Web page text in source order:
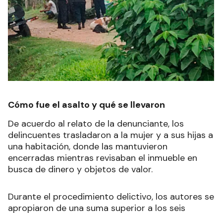
Cómo fue el asalto y qué se llevaron
De acuerdo al relato de la denunciante, los
delincuentes trasladaron a la mujer y a sus hijas a
una habitación, donde las mantuvieron
encerradas mientras revisaban el inmueble en
busca de dinero y objetos de valor.
Durante el procedimiento delictivo, los autores se
apropiaron de una suma superior a los seis